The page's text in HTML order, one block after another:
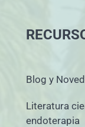
Blog y
Literatura
endoterapia